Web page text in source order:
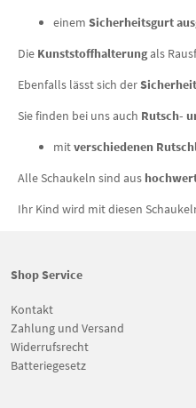
einem Sicherheitsgurt
Die Kunststoffhalterungals
Ebenfalls lässt sich der
Sie finden bei uns auch Rutsch-
mitverschiedenen
Alle Schaukeln sind aus
Ihr Kind wird mit diesen
Shop Service
Kontakt
Zahlung und Versand
Widerrufsrecht
Batteriegesetz